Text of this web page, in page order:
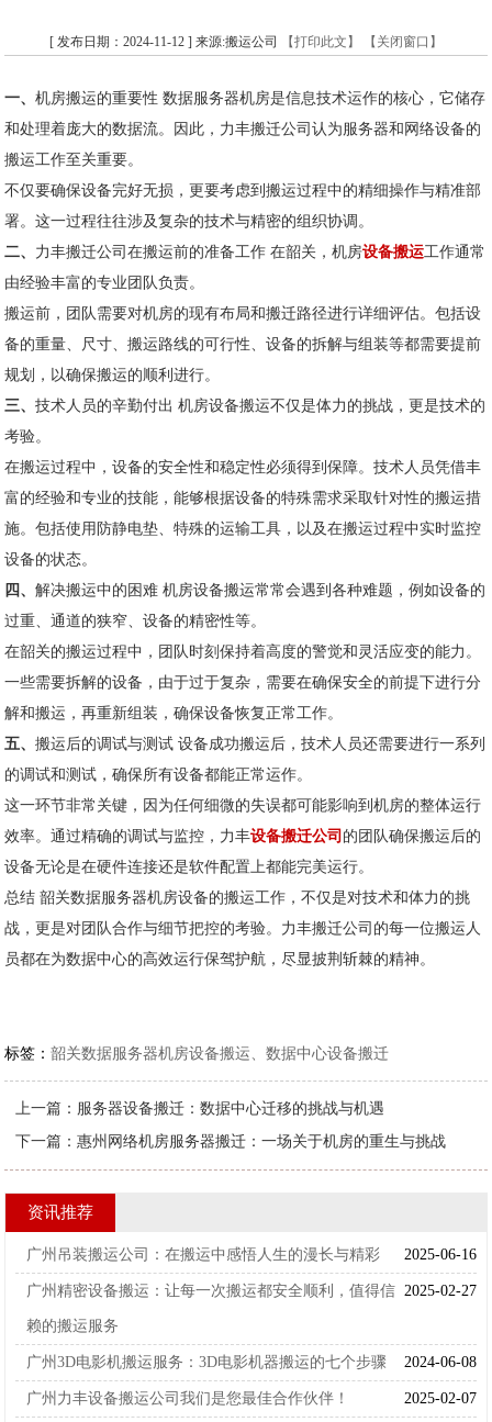
[ 发布日期：2024-11-12 ] 来源:搬运公司 【打印此文】 【关闭窗口】
一、机房搬运的重要性 数据服务器机房是信息技术运作的核心，它储存
和处理着庞大的数据流。因此，力丰搬迁公司认为服务器和网络设备的
搬运工作至关重要。
不仅要确保设备完好无损，更要考虑到搬运过程中的精细操作与精准部
署。这一过程往往涉及复杂的技术与精密的组织协调。
二、 力丰搬迁公司在搬运前的准备工作 在韶关，机房设备搬运工作通常
由经验丰富的专业团队负责。
搬运前，团队需要对机房的现有布局和搬迁路径进行详细评估。包括设
备的重量、尺寸、搬运路线的可行性、设备的拆解与组装等都需要提前
规划，以确保搬运的顺利进行。
三、技术人员的辛勤付出 机房设备搬运不仅是体力的挑战，更是技术的
考验。
在搬运过程中，设备的安全性和稳定性必须得到保障。技术人员凭借丰
富的经验和专业的技能，能够根据设备的特殊需求采取针对性的搬运措
施。包括使用防静电垫、特殊的运输工具，以及在搬运过程中实时监控
设备的状态。
四、解决搬运中的困难 机房设备搬运常常会遇到各种难题，例如设备的
过重、通道的狭窄、设备的精密性等。
在韶关的搬运过程中，团队时刻保持着高度的警觉和灵活应变的能力。
一些需要拆解的设备，由于过于复杂，需要在确保安全的前提下进行分
解和搬运，再重新组装，确保设备恢复正常工作。
五、搬运后的调试与测试 设备成功搬运后，技术人员还需要进行一系列
的调试和测试，确保所有设备都能正常运作。
这一环节非常关键，因为任何细微的失误都可能影响到机房的整体运行
效率。通过精确的调试与监控，力丰设备搬迁公司 的团队确保搬运后的
设备无论是在硬件连接还是软件配置上都能完美运行。
总结 韶关数据服务器机房设备的搬运工作，不仅是对技术和体力的挑
战，更是对团队合作与细节把控的考验。力丰搬迁公司的每一位搬运人
员都在为数据中心的高效运行保驾护航，尽显披荆斩棘的精神。
标签：韶关数据服务器机房设备搬运、数据中心设备搬迁
上一篇： 服务器设备搬迁：数据中心迁移的挑战与机遇
下一篇：惠州网络机房服务器搬迁：一场关于机房的重生与挑战
资讯推荐
2025-06-16
广州吊装搬运公司：在搬运中感悟人生的漫长与精彩
2025-02-27
广州精密设备搬运：让每一次搬运都安全顺利，值得信
赖的搬运服务
2024-06-08
广州3D电影机搬运服务：3D电影机器搬运的七个步骤
2025-02-07
广州力丰设备搬运公司我们是您最佳合作伙伴！